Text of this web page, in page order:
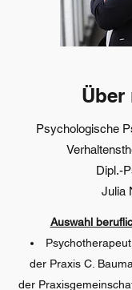
Über
Psychologische
Dipl.-
Julia
Auswahl
der Praxis C.
der